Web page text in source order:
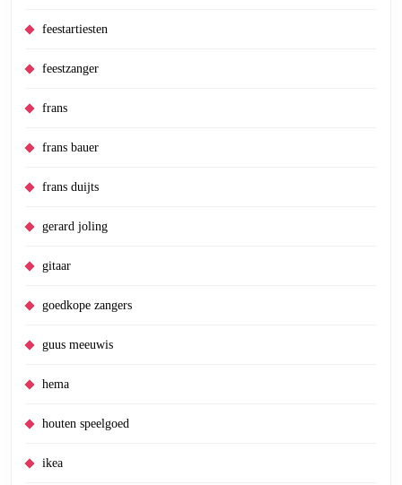
feestartiesten
feestzanger
frans
frans bauer
frans duijts
gerard joling
gitaar
goedkope zangers
guus meeuwis
hema
houten speelgoed
ikea